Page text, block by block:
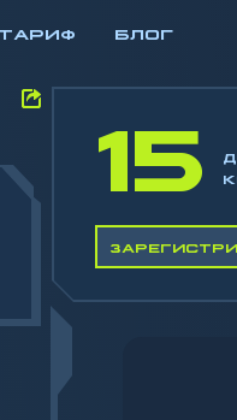
ТАРИФ БЛОГ
15